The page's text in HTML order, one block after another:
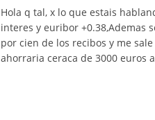
Hola q tal, x lo que estais
interes y euribor +0.38,Ademas
por cien de los recibos y me
ahorraria ceraca de 3000 euros